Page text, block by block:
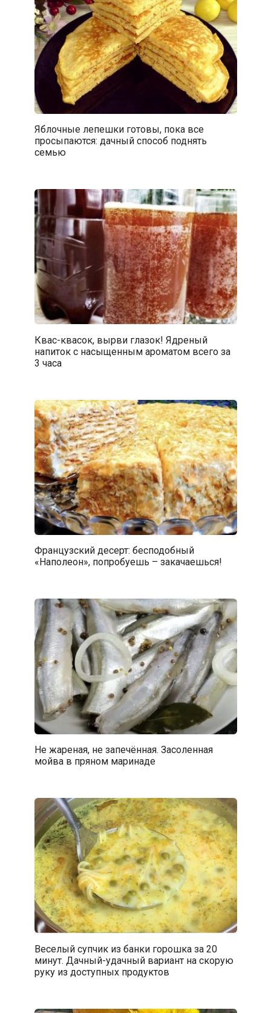
Яблочные лепешки готовы, пока все
просыпаются: дачный способ поднять
семью
Квас-квасок, вырви глазок! Ядреный
напиток с насыщенным ароматом всего за
3 часа
Французский десерт: бесподобный
«Наполеон», попробуешь – закачаешься!
Не жареная, не запечённая. Засоленная
мойва в пряном маринаде
Веселый супчик из банки горошка за 20
минут. Дачный-удачный вариант на скорую
руку из доступных продуктов